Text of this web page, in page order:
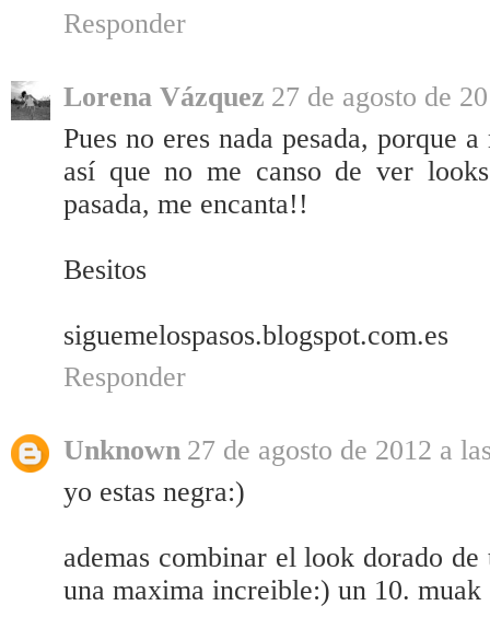
Responder
Lorena Vázquez 27 de agosto de
Pues no eres nada pesada, porque
así que no me canso de ver
pasada, me encanta!!
Besitos
siguemelospasos.blogspot.com.es
Responder
Unknown 27 de agosto de 2012 a
yo estas negra:)
ademas combinar el look dorado
una maxima increible:) un 10. muak